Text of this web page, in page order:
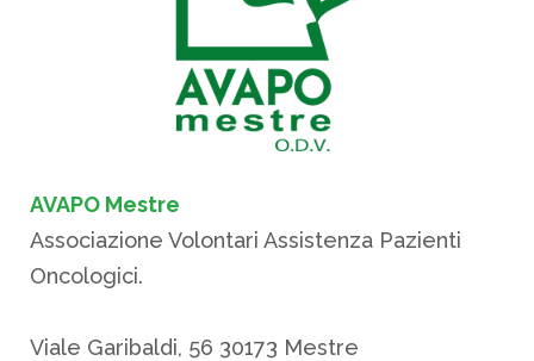
AVAPO Mestre
Associazione Volontari Assistenza Pazienti
Oncologici.
Viale Garibaldi, 56 30173 Mestre